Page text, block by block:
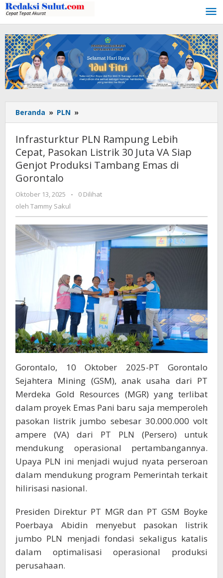
Lewati
ke
konten
Beranda » PLN »
PLN
Lebih
Cepat,
Pasokan
Juta
Siap
Genjot
Produksi
Tambang
Emas
Gorontalo
Infrasturktur PLN Rampung Lebih
Cepat, Pasokan Listrik 30 Juta VA Siap
Genjot Produksi Tambang Emas di
Gorontalo
Oktober 13, 2025
oleh
-
0 Dilihat
oleh Tammy Sakul
Gorontalo, 10 Oktober 2025-PT Gorontalo
Sejahtera Mining (GSM), anak usaha dari PT
Merdeka Gold Resources (MGR) yang terlibat
dalam proyek Emas Pani baru saja memperoleh
pasokan listrik jumbo sebesar 30.000.000 volt
ampere (VA) dari PT PLN (Persero) untuk
mendukung operasional pertambangannya.
Upaya PLN ini menjadi wujud nyata perseroan
dalam mendukung program Pemerintah terkait
hilirisasi nasional.
Presiden Direktur PT MGR dan PT GSM Boyke
Poerbaya Abidin menyebut pasokan listrik
jumbo PLN menjadi fondasi sekaligus katalis
dalam optimalisasi operasional produksi
perusahaan.